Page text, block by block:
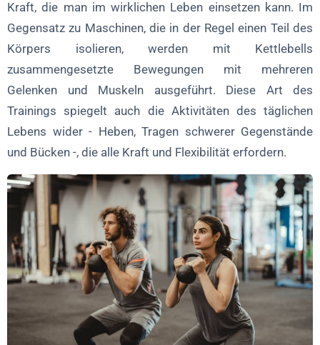
Kraft, die man im wirklichen Leben einsetzen kann. Im
Gegensatz zu Maschinen, die in der Regel einen Teil des
Körpers isolieren, werden mit Kettlebells
zusammengesetzte Bewegungen mit mehreren
Gelenken und Muskeln ausgeführt. Diese Art des
Trainings spiegelt auch die Aktivitäten des täglichen
Lebens wider - Heben, Tragen schwerer Gegenstände
und Bücken -, die alle Kraft und Flexibilität erfordern.